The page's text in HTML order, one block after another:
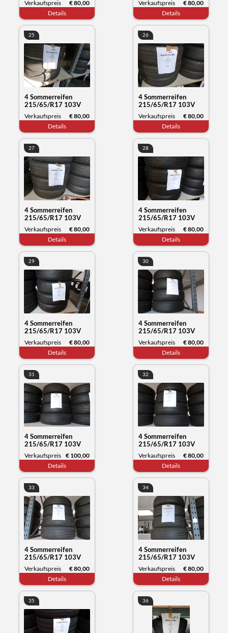
Datum 11/23
Verkaufspreis
€ 80,00
Details
Datum 12/23
Verkaufspreis
€ 80,00
Details
25
4 Sommerreifen
215/65/R17 103V
XL, Michelin Primacy,
Datum 12/23
Verkaufspreis
€ 80,00
Details
26
4 Sommerreifen
215/65/R17 103V
XL, Michelin Primacy,
Datum 12/23
Verkaufspreis
€ 80,00
Details
27
4 Sommerreifen
215/65/R17 103V
XL, Michelin Primacy,
Datum 11/23
Verkaufspreis
€ 80,00
Details
28
4 Sommerreifen
215/65/R17 103V
XL, Michelin Primacy,
Datum 12/23
Verkaufspreis
€ 80,00
Details
29
4 Sommerreifen
215/65/R17 103V
XL, Michelin Primacy,
Datum 11/23
Verkaufspreis
€ 80,00
Details
30
4 Sommerreifen
215/65/R17 103V
XL, Michelin Primacy,
Datum 11/23
Verkaufspreis
€ 80,00
Details
31
4 Sommerreifen
215/65/R17 103V
XL, Michelin Primacy,
Datum 11/23
Verkaufspreis € 100,00
Details
32
4 Sommerreifen
215/65/R17 103V
XL, Michelin Primacy,
Datum 12/23
Verkaufspreis
€ 80,00
Details
33
4 Sommerreifen
215/65/R17 103V
XL, Michelin Primacy,
Datum 12/23
Verkaufspreis
€ 80,00
Details
34
4 Sommerreifen
215/65/R17 103V
XL, Michelin Primacy,
Datum 22/23
Verkaufspreis
€ 80,00
Details
35 36